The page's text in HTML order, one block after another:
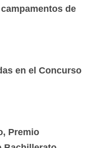
de
en el Concurso
Premio